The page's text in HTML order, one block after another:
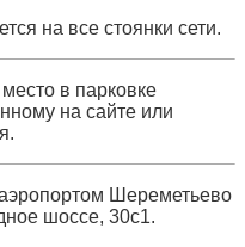
на все стоянки сети.
в парковке
на сайте или
Шереметьево
шоссе, 30с1.